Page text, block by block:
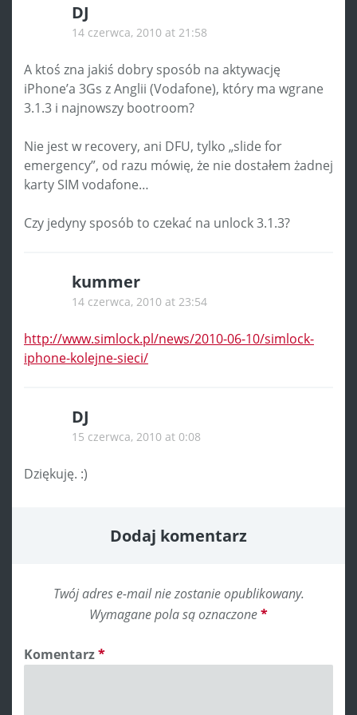
DJ
14 czerwca, 2010 at 21:58
A ktoś zna jakiś dobry sposób na aktywację
iPhone’a 3Gs z Anglii (Vodafone), który ma wgrane
3.1.3 i najnowszy bootroom?
Nie jest w recovery, ani DFU, tylko „slide for
emergency”, od razu mówię, że nie dostałem żadnej
karty SIM vodafone…
Czy jedyny sposób to czekać na unlock 3.1.3?
kummer
14 czerwca, 2010 at 23:54
http://www.simlock.pl/news/2010-06-10/simlock-
iphone-kolejne-sieci/
DJ
15 czerwca, 2010 at 0:08
Dziękuję. :)
Dodaj komentarz
Twój adres e-mail nie zostanie opublikowany.
Wymagane pola są oznaczone*
Komentarz*